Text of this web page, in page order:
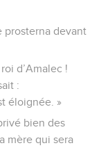
prosterna devant
d’Amalec !
:
éloignée. »
bien des
mère qui sera